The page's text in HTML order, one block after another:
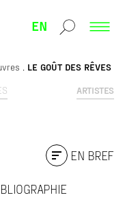
EN
ARTISTES
LE GOÛT DES RÊVES
EN BREF